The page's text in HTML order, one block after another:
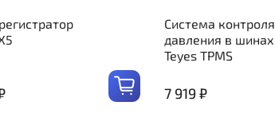
Система контроля
давления в шинах
Teyes TPMS
7 919 ₽